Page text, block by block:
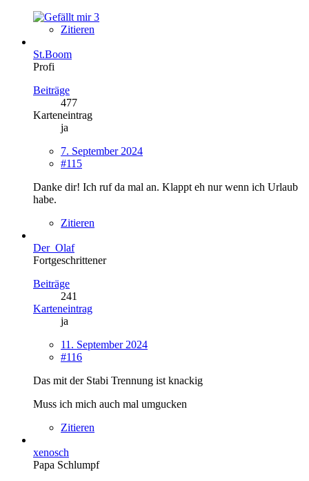
3
Zitieren
St.Boom
Profi
Beiträge
477
Karteneintrag
ja
7. September 2024
#115
Danke dir! Ich ruf da mal an. Klappt eh nur wenn ich Urlaub
habe.
Zitieren
Der_Olaf
Fortgeschrittener
Beiträge
241
Karteneintrag
ja
11. September 2024
#116
Das mit der Stabi Trennung ist knackig
Muss ich mich auch mal umgucken
Zitieren
xenosch
Papa Schlumpf